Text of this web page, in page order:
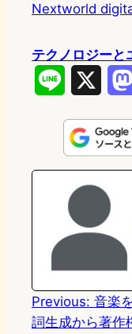
Nextworld
テクノロジーと
n
e
Previous: 音楽
詞生成から著作